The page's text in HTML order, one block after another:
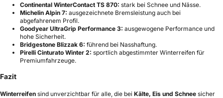
Continental WinterContact TS 870: stark bei Schnee und Nässe.
Michelin Alpin 7: ausgezeichnete Bremsleistung auch bei
abgefahrenem Profil.
Goodyear UltraGrip Performance 3: ausgewogene Performance und
hohe Sicherheit.
Bridgestone Blizzak 6: führend bei Nasshaftung.
Pirelli Cinturato Winter 2: sportlich abgestimmter Winterreifen für
Premiumfahrzeuge.
Fazit
Winterreifen sind unverzichtbar für alle, die bei Kälte, Eis und Schnee sicher